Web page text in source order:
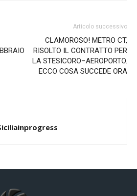
Articolo successivo
CLAMOROSO! METRO CT,
RISOLTO IL CONTRATTO PER
LA STESICORO–AEROPORTO.
ECCO COSA SUCCEDE ORA